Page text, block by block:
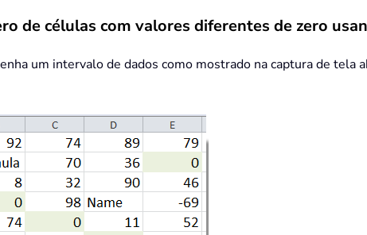
de células com valores diferentes de zero
um intervalo de dados como mostrado na captura de